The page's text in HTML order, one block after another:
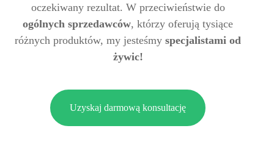
oczekiwany rezultat. W przeciwieństwie do
ogólnych sprzedawców, którzy oferują tysiące
różnych produktów, my jesteśmy specjalistami od
żywic!
Uzyskaj darmową konsultację